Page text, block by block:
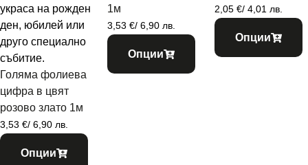
Голяма фолиева
цифра в цвят
розово злато 1м
3,53 €/ 6,90 лв.
Опции
1м
3,53 €/ 6,90 лв.
Опции
2,05 €/ 4,01 лв.
Опции